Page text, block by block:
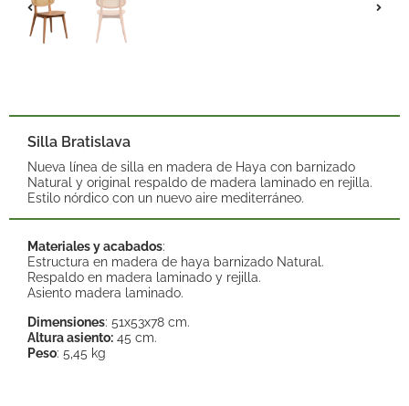
Silla Bratislava
Nueva línea de silla en madera de Haya con barnizado
Natural y original respaldo de madera laminado en rejilla.
Estilo nórdico con un nuevo aire mediterráneo.
Materiales y acabados:
Estructura en madera de haya barnizado Natural.
Respaldo en madera laminado y rejilla.
Asiento madera laminado.
Dimensiones: 51x53x78 cm.
Altura asiento: 45 cm.
Peso: 5,45 kg